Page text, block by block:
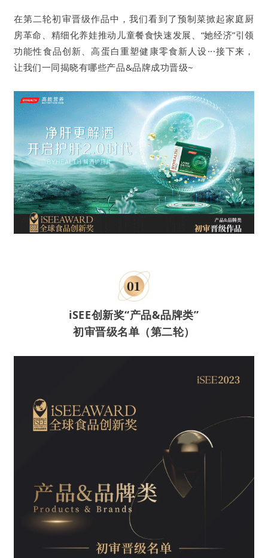
在第二轮初审晋级作品中，我们看到了预制菜掀起家庭厨
房革命、精细化养娃推动儿童餐食快速发展、“她经济”引领
功能性食品创新、高蛋白重塑健康零食新人设···接下来，
让我们一同揭晓有哪些产品&品牌成功晋级~
iSEE创新奖“产品&品牌类”
初审晋级名单（第二轮）